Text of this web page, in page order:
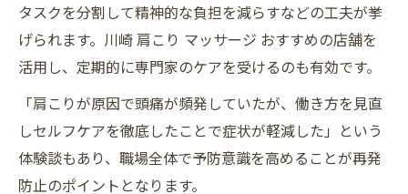
タスクを分割して精神的な負担を減らすなどの工夫が挙
げられます。川崎 肩こり マッサージ おすすめの店舗を
活用し、定期的に専門家のケアを受けるのも有効です。
「肩こりが原因で頭痛が頻発していたが、働き方を見直
しセルフケアを徹底したことで症状が軽減した」という
体験談もあり、職場全体で予防意識を高めることが再発
防止のポイントとなります。